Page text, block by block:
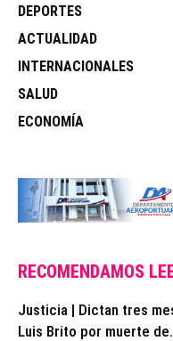
DEPORTES
ACTUALIDAD
INTERNACIONALES
SALUD
ECONOMÍA
RECOMENDAMOS
Justicia | Dictan tres
Luis Brito por muerte